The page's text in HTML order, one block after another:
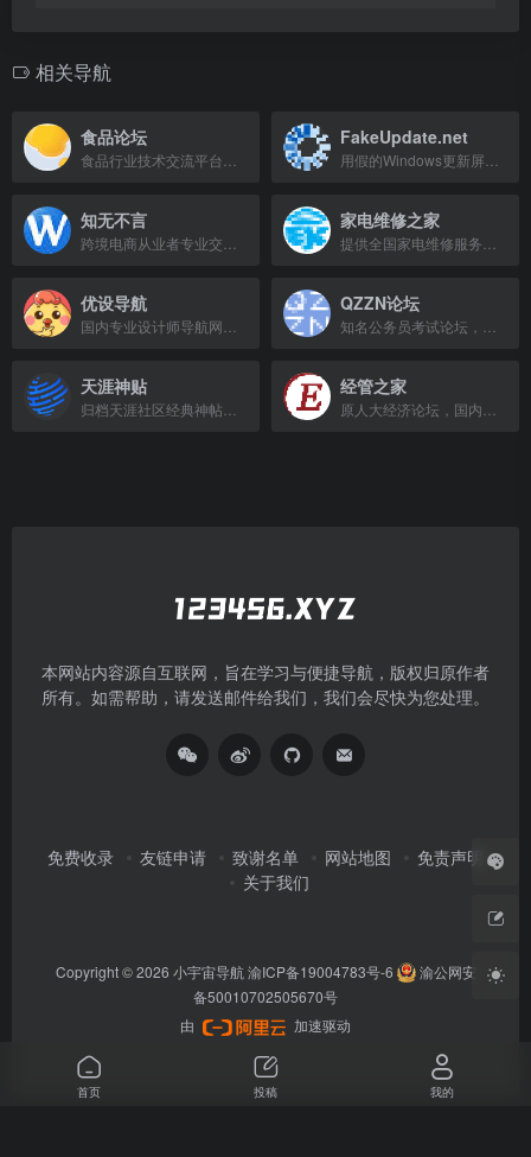
相关导航
食品论坛 FakeUpdate.net
知无不言 家电维修之家
优设导航 QZZN论坛
天涯神贴 经管之家
本网站内容源自互联网，旨在学习与便捷导航，版权归原作者
所有。如需帮助，请发送邮件给我们，我们会尽快为您处理。
免费收录 友链申请 致谢名单 网站地图
免责声明
关于我们
Copyright © 2026 小宇宙导航 渝ICP备19004783号-6
渝公网安
备50010702505670号
由
加速驱动
首页 投稿 我的